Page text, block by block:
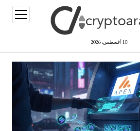
10 أغسطس، 2026
open
menu